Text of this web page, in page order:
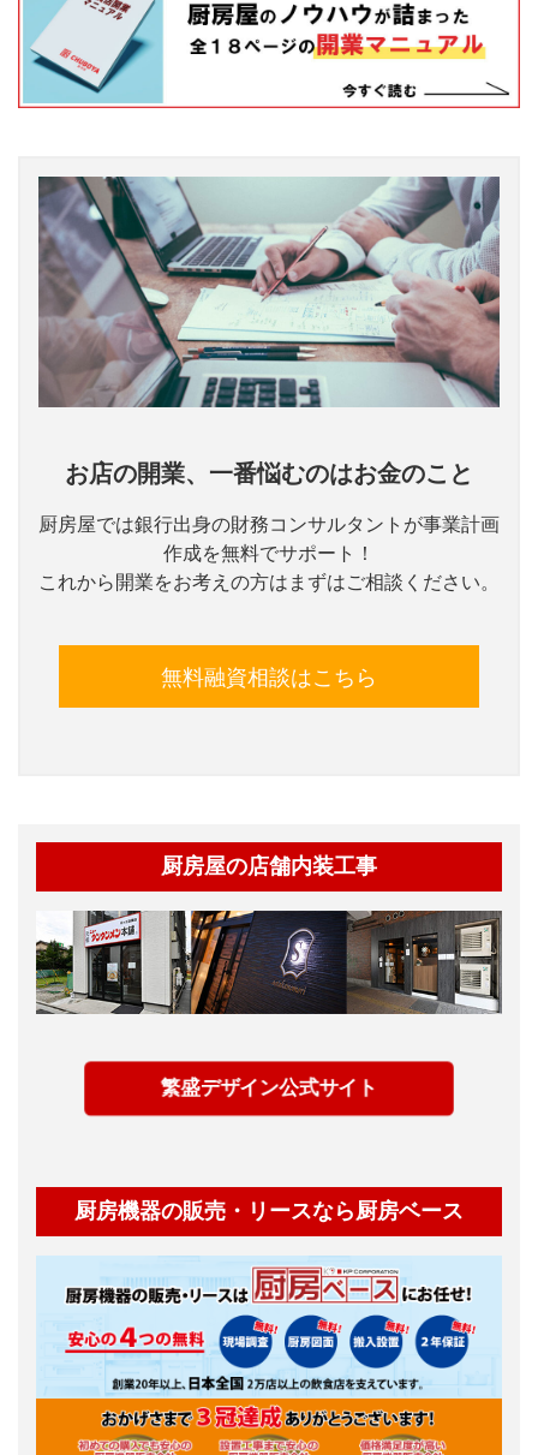
お店の開業、一番悩むのはお金のこと
厨房屋では銀行出身の財務コンサルタントが事業計画
作成を無料でサポート！
これから開業をお考えの方はまずはご相談ください。
無料融資相談はこちら
厨房屋の店舗内装工事
繁盛デザイン公式サイト
厨房機器の販売・リースなら厨房ベース